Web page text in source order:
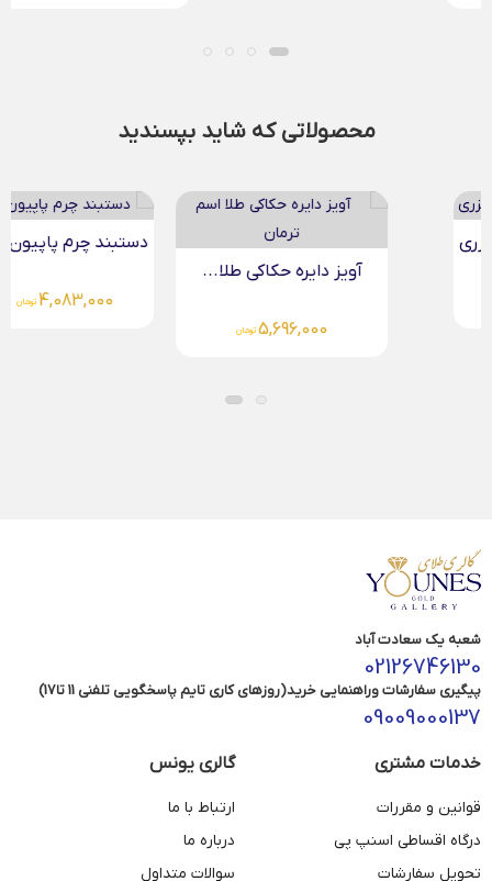
محصولاتی که شاید بپسندید
آویز دایره حکاکی طلا...
تومان
دستبند چرم پاپیون طلا
تومان
شعبه یک سعادت آباد
02126746130
پیگیری سفارشات وراهنمایی خرید(روزهای کاری تایم پاسخگویی تلفنی 11 تا17)
09009000137
خدمات مشتری
قوانین و مقررات
درگاه اقساطی اسنپ پی
تحویل سفارشات
گالری یونس
ارتباط با ما
درباره ما
سوالات متداول